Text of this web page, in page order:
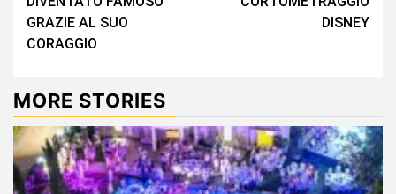
GRAZIE AL SUO
CORAGGIO
DISNEY
MORE STORIES